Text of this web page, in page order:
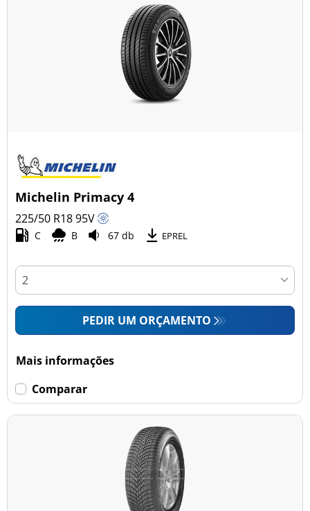
Michelin Primacy 4
225/50 R1895V
C B 67 db EPREL
PEDIR UM ORÇAMENTO
Mais informações
Comparar